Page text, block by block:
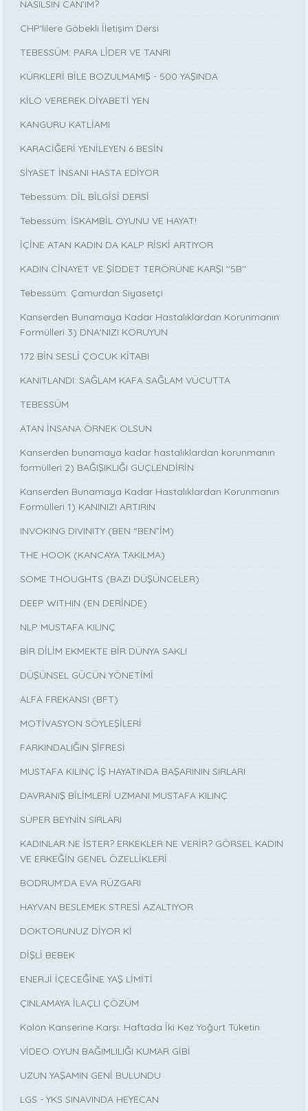
NASILSIN CAN’IM?
CHP'lilere Göbekli İletişim Dersi
TEBESSÜM: PARA LİDER VE TANRI
KÜRKLERİ BİLE BOZULMAMIŞ - 500 YAŞINDA
KİLO VEREREK DİYABETİ YEN
KANGURU KATLİAMI
KARACİĞERİ YENİLEYEN 6 BESİN
SİYASET İNSANI HASTA EDİYOR
Tebessüm: DİL BİLGİSİ DERSİ
Tebessüm: İSKAMBİL OYUNU VE HAYAT!
İÇİNE ATAN KADIN DA KALP RİSKİ ARTIYOR
KADIN CİNAYET VE ŞİDDET TERÖRÜNE KARŞI ''5B''
Tebessüm: Çamurdan Siyasetçi
Kanserden Bunamaya Kadar Hastalıklardan Korunmanın
Formülleri 3) DNA'NIZI KORUYUN
172 BİN SESLİ ÇOCUK KİTABI
KANITLANDI: SAĞLAM KAFA SAĞLAM VÜCUTTA
TEBESSÜM
ATAN İNSANA ÖRNEK OLSUN
Kanserden bunamaya kadar hastalıklardan korunmanın
formülleri 2) BAĞIŞIKLIĞI GÜÇLENDİRİN
Kanserden Bunamaya Kadar Hastalıklardan Korunmanın
Formülleri 1) KANINIZI ARTIRIN
INVOKING DIVINITY (BEN “BEN”İM)
THE HOOK (KANCAYA TAKILMA)
SOME THOUGHTS (BAZI DÜŞÜNCELER)
DEEP WITHIN (EN DERİNDE)
NLP MUSTAFA KILINÇ
BİR DİLİM EKMEKTE BİR DÜNYA SAKLI
DÜŞÜNSEL GÜCÜN YÖNETİMİ
ALFA FREKANSI (BFT)
MOTİVASYON SÖYLEŞİLERİ
FARKINDALIĞIN ŞİFRESİ
MUSTAFA KILINÇ İŞ HAYATINDA BAŞARININ SIRLARI
DAVRANIŞ BİLİMLERİ UZMANI MUSTAFA KILINÇ
SÜPER BEYNİN SIRLARI
KADINLAR NE İSTER? ERKEKLER NE VERİR? GÖRSEL KADIN
VE ERKEĞİN GENEL ÖZELLİKLERİ
BODRUM’DA EVA RÜZGARI
HAYVAN BESLEMEK STRESİ AZALTIYOR
DOKTORUNUZ DİYOR Kİ
DİŞLİ BEBEK
ENERJİ İÇECEĞİNE YAŞ LİMİTİ
ÇINLAMAYA İLAÇLI ÇÖZÜM
Kolon Kanserine Karşı: Haftada İki Kez Yoğurt Tüketin
VİDEO OYUN BAĞIMLILIĞI KUMAR GİBİ
UZUN YAŞAMIN GENİ BULUNDU
LGS - YKS SINAVINDA HEYECAN